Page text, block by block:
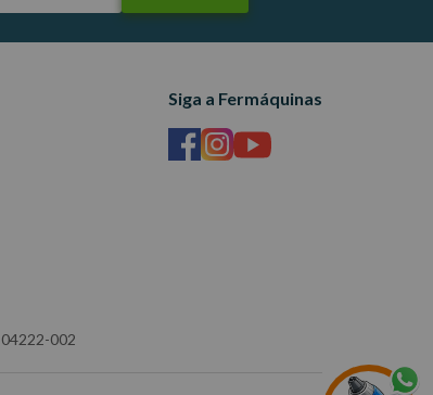
04222-002
Siga a Fermáquinas